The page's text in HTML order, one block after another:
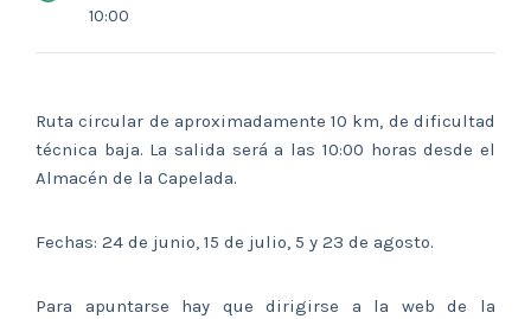
10:00
Ruta circular de aproximadamente 10 km, de dificultad
técnica baja. La salida será a las 10:00 horas desde el
Almacén de la Capelada.
Fechas: 24 de junio, 15 de julio, 5 y 23 de agosto.
Para apuntarse hay que dirigirse a la web de la